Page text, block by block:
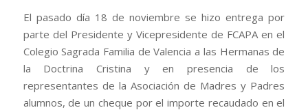
El pasado día 18 de noviembre se hizo entrega por
parte del Presidente y Vicepresidente de FCAPA en el
Colegio Sagrada Familia de Valencia a las Hermanas de
la Doctrina Cristina y en presencia de los
representantes de la Asociación de Madres y Padres
alumnos, de un cheque por el importe recaudado en el